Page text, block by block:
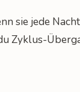
sie jede
Zyklus-